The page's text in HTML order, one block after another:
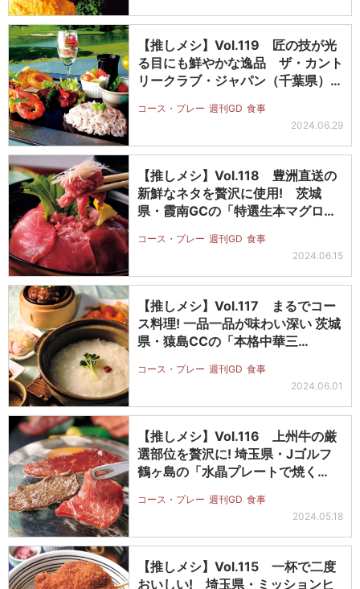
【推しメシ】Vol.119 匠の技が光
る目にも鮮やかな逸品 ザ・カント
リークラブ・ジャパン（千葉県）…
コース・プレー 週刊GD 食事
2024.06.29
【推しメシ】Vol.118 豊洲直送の
新鮮なネタを贅沢に使用! 茨城
県・霞南GCの「特選生本マグロ
コース・プレー 週刊GD 食事
2024.06.15
【推しメシ】Vol.117 まるでコー
ス料理! 一品一品が味わい深い 茨城
県・猿島CCの「本格中華三…
コース・プレー 週刊GD 食事
2024.06.01
【推しメシ】Vol.116 上州牛の厳
選部位を贅沢に! 埼玉県・Jゴルフ
鶴ヶ島の「水晶プレートで焼く…
コース・プレー 週刊GD 食事
2024.05.18
【推しメシ】Vol.115 一杯で二度
おいしい! 埼玉県・ミッションヒ